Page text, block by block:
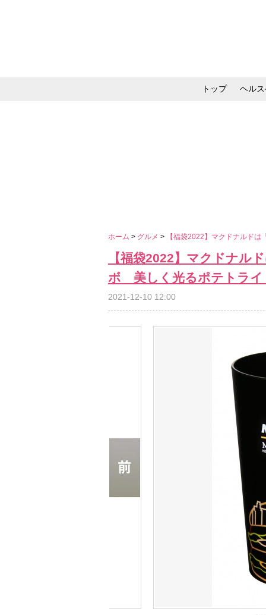
トップ ヘル
ホーム > グルメ > 【福袋2022】マクドナルド
【福袋2022】マクドナル
ボ 美しく光るポテトライ
2021-12-10 12:00